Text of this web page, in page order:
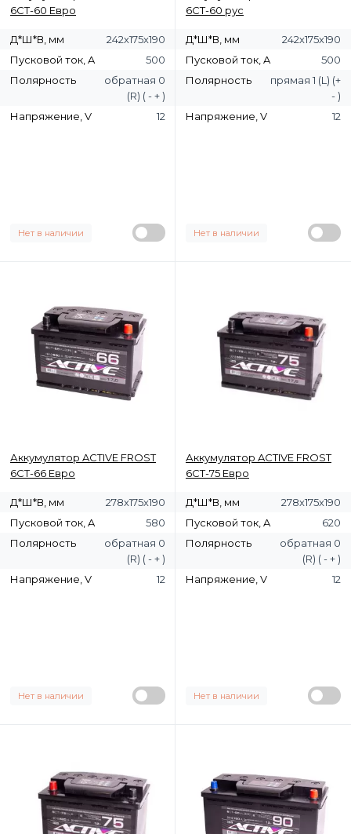
6СТ-60 Евро
Д*Ш*В, мм
242х175х190
Пусковой ток, A
500
Полярность
обратная 0
(R) ( - + )
Напряжение, V
12
Нет в наличии
6СТ-60 рус
Д*Ш*В, мм
242х175х190
Пусковой ток, A
500
Полярность
прямая 1 (L) (+
- )
Напряжение, V
12
Нет в наличии
Аккумулятор ACTIVE FROST
6СТ-66 Евро
Д*Ш*В, мм
278х175х190
Пусковой ток, A
580
Полярность
обратная 0
(R) ( - + )
Напряжение, V
12
Нет в наличии
Аккумулятор ACTIVE FROST
6СТ-75 Евро
Д*Ш*В, мм
278х175х190
Пусковой ток, A
620
Полярность
обратная 0
(R) ( - + )
Напряжение, V
12
Нет в наличии